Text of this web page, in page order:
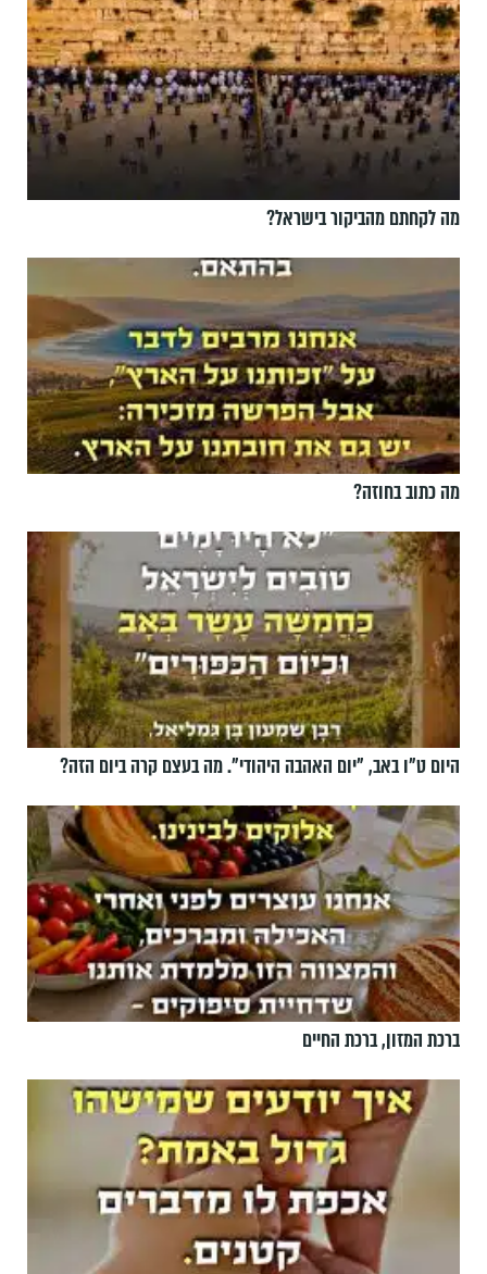
מה לקחתם מהביקור בישראל?
מה כתוב בחוזה?
היום ט"ו באב, ”יום האהבה היהודי". מה בעצם קרה ביום הזה?
ברכת המזון, ברכת החיים